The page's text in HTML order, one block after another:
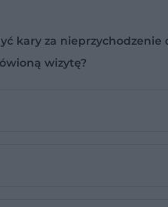
kary za nieprzychodzenie
wizytę?